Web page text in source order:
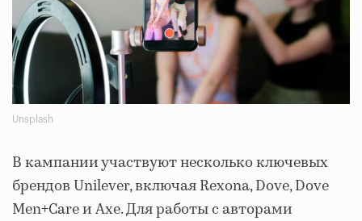
Unsplash
В кампании участвуют несколько ключевых
брендов Unilever, включая Rexona, Dove, Dove
Men+Care и Axe. Для работы с авторами